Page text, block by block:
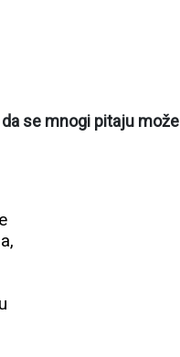
se mnogi pitaju može